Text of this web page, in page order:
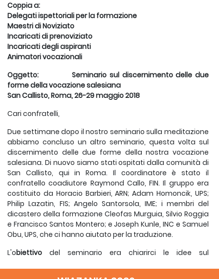
Coppia a:
Delegati ispettoriali per la formazione
Maestri di Noviziato
Incaricati di prenoviziato
Incaricati degli aspiranti
Animatori vocazionali
Oggetto: Seminario sul discernimento delle due
forme della vocazione salesiana
San Callisto, Roma, 26-29 maggio 2018
Cari confratelli,
Due settimane dopo il nostro seminario sulla meditazione
abbiamo concluso un altro seminario, questa volta sul
discernimento delle due forme della nostra vocazione
salesiana. Di nuovo siamo stati ospitati dalla comunità di
San Callisto, qui in Roma. Il coordinatore è stato il
confratello coadiutore Raymond Callo, FIN. Il gruppo era
costituito da Horacio Barbieri, ARN; Adam Homoncik, UPS;
Philip Lazatin, FIS; Angelo Santorsola, IME; i membri del
dicastero della formazione Cleofas Murguia, Silvio Roggia
e Francisco Santos Montero; e Joseph Kunle, INC e Samuel
Obu, UPS, che ci hanno aiutato per la traduzione.
L'obiettivo del seminario era chiarirci le idee sul